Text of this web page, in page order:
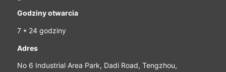
Godziny otwarcia
7 * 24 godziny
Adres
No 6 Industrial Area Park, Dadi Road, Tengzhou,